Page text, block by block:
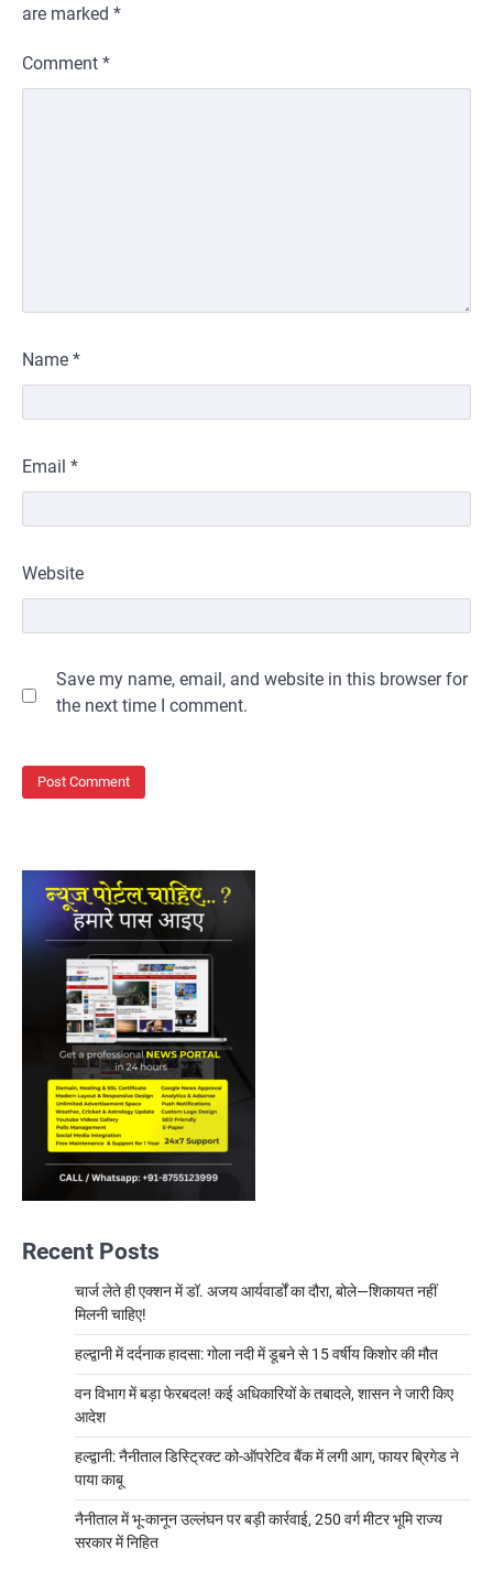
are marked *
Comment *
Name *
Email *
Website
Save my name, email, and website in this browser for
the next time I comment.
Recent Posts
चार्ज लेते ही एक्शन में डॉ. अजय आर्यवार्डों का दौरा, बोले—शिकायत नहीं
मिलनी चाहिए!
हल्द्वानी में दर्दनाक हादसा: गोला नदी में डूबने से 15 वर्षीय किशोर की मौत
वन विभाग में बड़ा फेरबदल! कई अधिकारियों के तबादले, शासन ने जारी किए
आदेश
हल्द्वानी: नैनीताल डिस्ट्रिक्ट को-ऑपरेटिव बैंक में लगी आग, फायर ब्रिगेड ने
पाया काबू
नैनीताल में भू-कानून उल्लंघन पर बड़ी कार्रवाई, 250 वर्ग मीटर भूमि राज्य
सरकार में निहित